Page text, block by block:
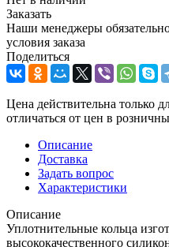
Заказать
Наши менеджеры
условия заказа
Поделиться
Цена действительна только
отличаться от цен в
Описание
Доставка
Задать вопрос
Характеристики
Описание
Уплотнительные кольца
высококачественного